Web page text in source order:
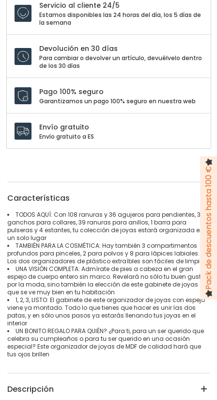
Servicio al cliente 24/5
Estamos disponibles las 24 horas del día, los 5 días de
la semana
Devolución en 30 días
Para cambiar o devolver un artículo, devuélvelo dentro
de los 30 días
Pago 100% seguro
Garantizamos un pago 100% seguro en nuestra web
Envío gratuito
Envío gratuito a ES
Características
TODOS AQUÍ: Con 108 ranuras y 36 agujeros para pendientes, 36
ganchos para collares, 39 ranuras para anillos, 1 barra para
pulseras y 4 estantes, tu colección de joyas estará organizada en
un solo lugar
TAMBIÉN PARA LA COSMÉTICA: Hay también 3 compartimentos
profundos para pinceles, 2 para polvos y 8 para lápices labiales.
Los dos organizadores de plástico extraíbles son fáciles de limpiar
UNA VISIÓN COMPLETA: Admírate de pies a cabeza en el gran
espejo de cuerpo entero sin marco. Revelará no sólo tu buen gusto
por la moda, sino también la elección de este gabinete de joyas
que se ve muy bien en tu habitación
1, 2, 3, LISTO: El gabinete de este organizador de joyas con espejo
viene ya montado. Todo lo que tienes que hacer es unir las dos
patas, y en sólo unos pasos ya estarás llenando tus joyas en el
interior
UN BONITO REGALO PARA QUIÉN? ¿Para ti, para un ser querido que
celebra su cumpleaños o para tu ser querido en una ocasión
especial? Este organizador de joyas de MDF de calidad hará que
tus ojos brillen
Descripción
Pack de descuentos hasta 100 €